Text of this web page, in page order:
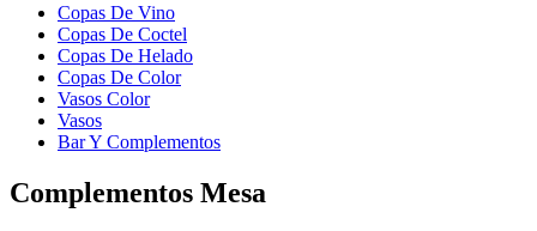
Copas De Vino
Copas De Coctel
Copas De Helado
Copas De Color
Vasos Color
Vasos
Bar Y Complementos
Complementos Mesa